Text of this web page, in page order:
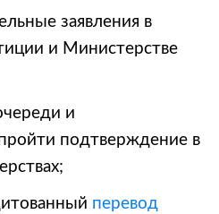
заявления в
и Министерстве
и
подтверждение в
перевод